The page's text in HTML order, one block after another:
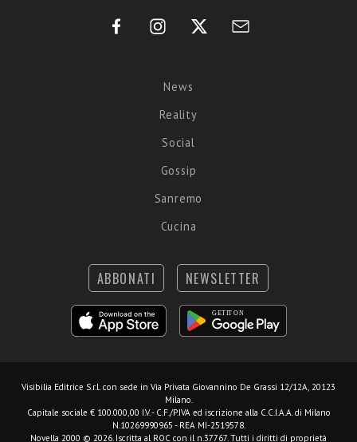
News
Reality
Social
Gossip
Sanremo
Cucina
ABBONATI NEWSLETTER
Visibilia Editrice S.r.l. con sede in Via Privata Giovannino De Grassi 12/12A, 20123
Milano.
Capitale sociale € 100.000,00 I.V. - C.F./P.IVA ed iscrizione alla C.C.I.A.A. di Milano
N.10269990965 - REA MI-2519578.
Novella 2000 © 2026. Iscritta al ROC con il n.37767. Tutti i diritti di proprietà